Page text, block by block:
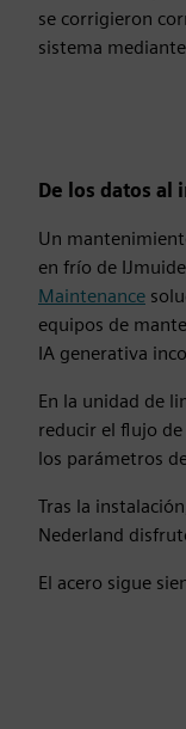
se corrigieron
sistema
De los datos al
Un
en frío de
Maintenance
equipos de
IA generativa
En la unidad de
reducir el flujo
los parámetros
Tras la
Nederland
El acero sigue